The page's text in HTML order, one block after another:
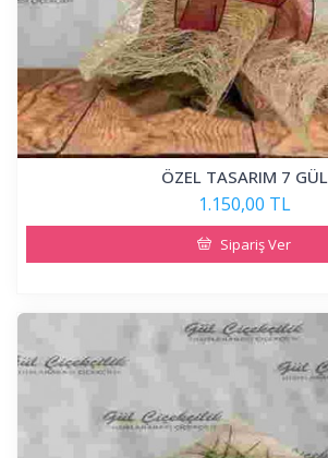
ÖZEL TASARIM 7 GÜL
1.150,00 TL
Sipariş Ver